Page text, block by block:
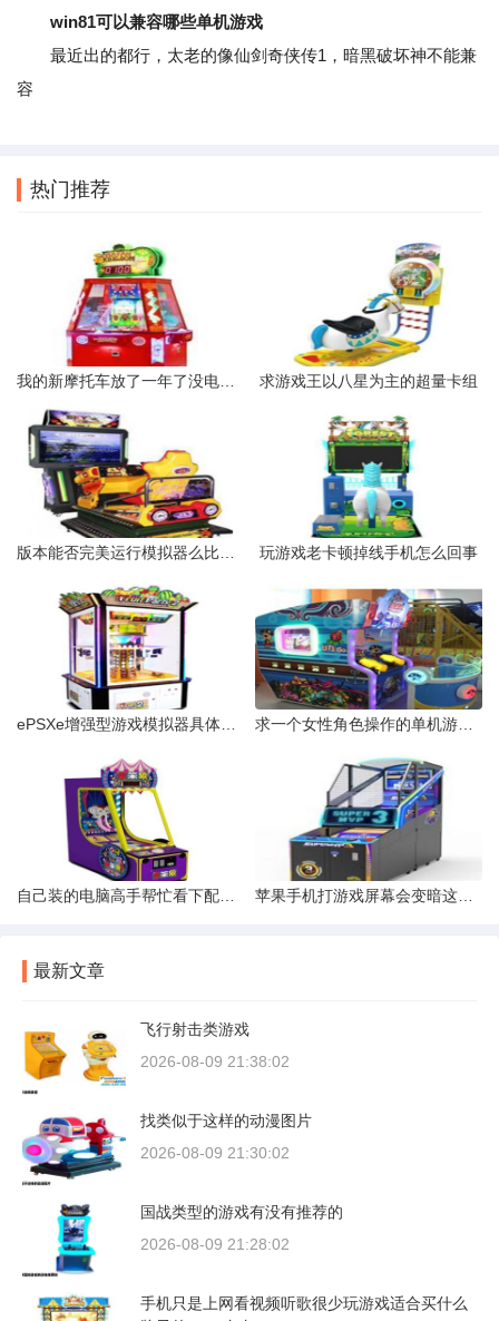
win81可以兼容哪些单机游戏
最近出的都行，太老的像仙剑奇侠传1，暗黑破坏神不能兼
容
热门推荐
求游戏王以八星为主的超量卡组
玩游戏老卡顿掉线手机怎么回事
最新文章
飞行射击类游戏
2026-08-09 21:38:02
找类似于这样的动漫图片
2026-08-09 21:30:02
国战类型的游戏有没有推荐的
2026-08-09 21:28:02
手机只是上网看视频听歌很少玩游戏适合买什么